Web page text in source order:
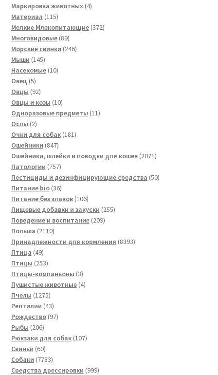
товара
Маркировка животных 44
Материал 115115
товаров
Мелкие Млекопитающие 372372
Многовидовые 8989
товаров
Морские свинки 246246
Мыши 145145
товаров
Насекомые 1010
Овец 55
товаров
Овцы 9292
товара
Овцы и козы 1010
товаров
Одноразовые предметы 1111
Ослы 22
товара
Очки для собак 181181
Ошейники 847847
товаров
Ошейники, шлейки и поводки для кошек 20712071
Патологии 757757
товаров
Пестициды и дезинфицирующие средства 5050
Питание bio 3636
товаров
Питание без злаков 106106
товаров
Пищевые добавки и закуски 255255
Поведение и воспитание 209209
Польша 21102110
товаров
Принадлежности для кормления 83938393
Птица 4949
товаров
Птицы 253253
товара
Птицы-компаньоны 33
товара
Пушистые животные 44
Пчелы 12751275
товаров
Рептилии 4343
товара
Рождество 9797
Рыбы 206206
товаров
Рюкзаки для собак 107107
Свиньи 6060
товаров
Собаки 77337733
товара
Средства дрессировки 999999